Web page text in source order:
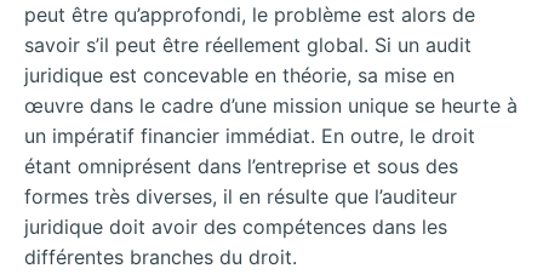
peut être qu’approfondi, le problème est alors de
savoir s’il peut être réellement global. Si un audit
juridique est concevable en théorie, sa mise en
œuvre dans le cadre d’une mission unique se heurte à
un impératif financier immédiat. En outre, le droit
étant omniprésent dans l’entreprise et sous des
formes très diverses, il en résulte que l’auditeur
juridique doit avoir des compétences dans les
différentes branches du droit.